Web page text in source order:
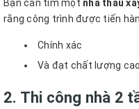
Bạn cần tìm một nhà thầu
rằng công trình được tiến
Chính xác
Và đạt chất lượng cao
2. Thi công nhà 2